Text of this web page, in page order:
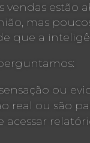
estão
mas
que a
ou
real ou são